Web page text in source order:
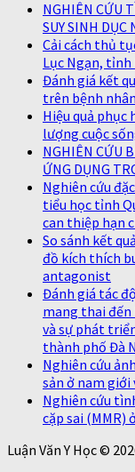
NGHIÊN CỨU
SUY SINH
Cải cách thủ
Lục Ngạn, tỉnh
Đánh giá kết
trên bệnh
Hiệu quả phục
lượng cuộc
NGHIÊN CỨU
ỨNG DỤNG
Nghiên cứu
tiểu học tỉnh
can thiệp hạn
So sánh kết
đồ kích thích
antagonist
Đánh giá tác
mang thai đến
và sự phát
thành phố Đà
Nghiên cứu
sản ở nam giới
Nghiên cứu
cặp sai (MMR)
Luận Văn Y Học ©